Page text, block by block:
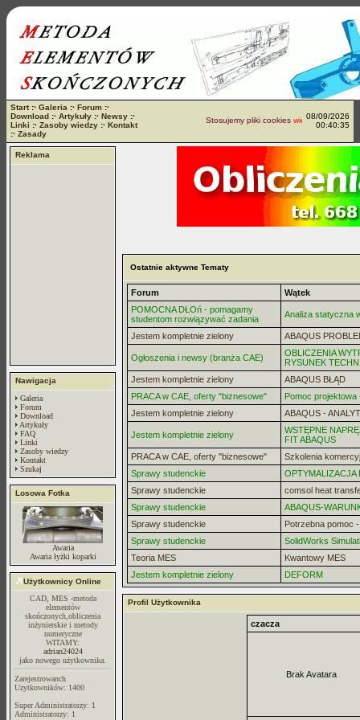
Start:· Galeria :· Forum :·
Download :· Artykuły :· Newsy :·
Linki :· Zasoby wiedzy :· Kontakt
:· Zasady
Stosujemy pliki cookieswięcej...08/09/2026
00:40:35
Reklama
Nawigacja
Galeria
Forum
Download
Artykuły
FAQ
Linki
Zasoby wiedzy
Kontakt
Szukaj
Losowa Fotka
Awaria
Awaria łyżki koparki
Użytkownicy Online
CAD, MES -metoda
elementów
skończonych,obliczenia
inżynierskie i metody
numeryczne
WITAMY:
adrian24024
jako nowego użytkownika.
Zarejestrowanch
Uzytkowników: 1400
Super Administratorzy: 1
Administratorzy: 1
Ostatnie aktywne Tematy
Forum
Wątek
POMOCNA DŁOń - pomagamy
studentom rozwiązywać zadania
Analiza statyczna
Jestem kompletnie zielony ABAQUS
Ogłoszenia i newsy (branża CAE)
OBLICZENIA
RYSUNEK
Jestem kompletnie zielony
ABAQUS BŁĄD
PRACA w CAE, oferty "biznesowe"
Pomoc projektowa
Jestem kompletnie zielony
ABAQUS -
Jestem kompletnie zielony
WSTĘPNE
FIT ABAQUS
PRACA w CAE, oferty "biznesowe"
Szkolenia
Sprawy studenckie
OPTYMALIZACJA
Sprawy studenckie
comsol heat
Sprawy studenckie
ABAQUS-
Sprawy studenckie
Potrzebna pomoc
Sprawy studenckie
SolidWorks
Teoria MES
Kwantowy MES
Jestem kompletnie zielony
DEFORM
Profil Użytkownika
czacza
Brak Avatara